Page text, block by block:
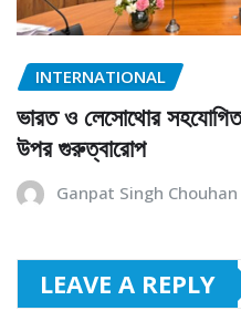
INTERNATIONAL
ভারত ও লেসোথোর
উপর গুরুত্বারোপ
Ganpat Singh Chouhan
LEAVE A REPLY